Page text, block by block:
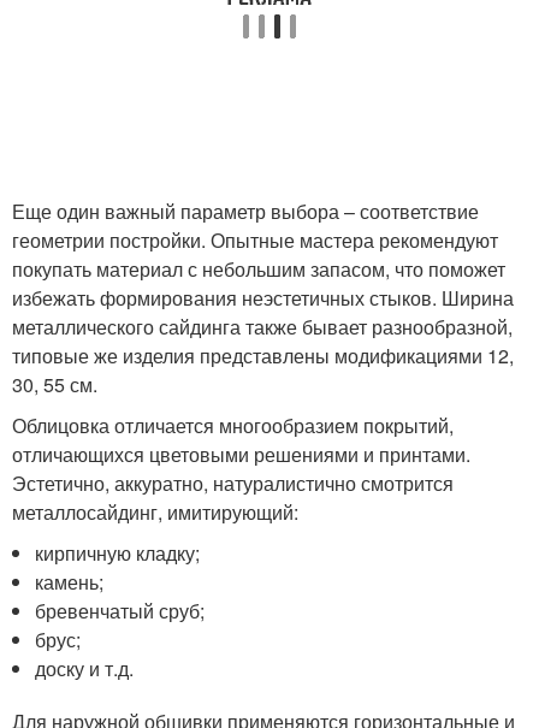
Еще один важный параметр выбора – соответствие
геометрии постройки. Опытные мастера рекомендуют
покупать материал с небольшим запасом, что поможет
избежать формирования неэстетичных стыков. Ширина
металлического сайдинга также бывает разнообразной,
типовые же изделия представлены модификациями 12,
30, 55 см.
Облицовка отличается многообразием покрытий,
отличающихся цветовыми решениями и принтами.
Эстетично, аккуратно, натуралистично смотрится
металлосайдинг, имитирующий:
кирпичную кладку;
камень;
бревенчатый сруб;
брус;
доску и т.д.
Для наружной обшивки применяются горизонтальные и